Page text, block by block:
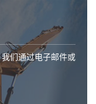
们通过电子邮件或